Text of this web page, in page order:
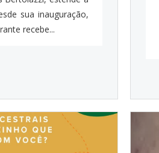
sua inauguração,
recebe...